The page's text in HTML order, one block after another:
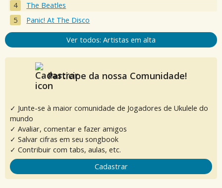
The Beatles
Panic! At The Disco
Ver todos: Artistas em alta
Participe da nossa Comunidade!
✓ Junte-se à maior comunidade de Jogadores de Ukulele do
mundo
✓ Avaliar, comentar e fazer amigos
✓ Salvar cifras em seu songbook
✓ Contribuir com tabs, aulas, etc.
Cadastrar